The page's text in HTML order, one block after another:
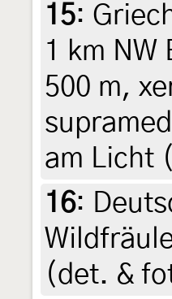
15:
1 km NW
500 m,
am Licht
16:
(det. &